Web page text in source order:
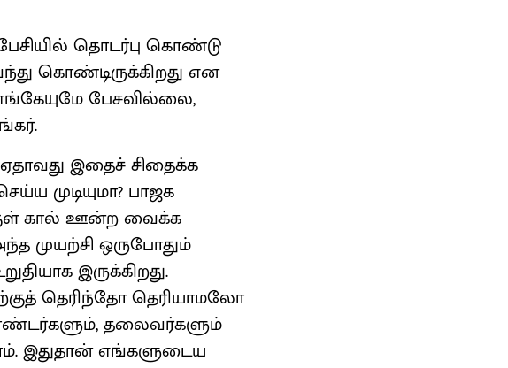
தொடர்பு கொண்டு
கொண்டிருக்கிறது என
பேசவில்லை,
ஏதாவது இதைச் சிதைக்க
முடியுமா? பாஜக
கால் ஊன்ற வைக்க
முயற்சி ஒருபோதும்
இருக்கிறது.
தெரிந்தோ தெரியாமலோ
தலைவர்களும்
இதுதான் எங்களுடைய